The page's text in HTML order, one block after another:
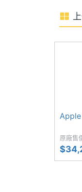
◎ 採
◎ 11
◎
◎ Wi-
主螢
相機
主相
原廠售